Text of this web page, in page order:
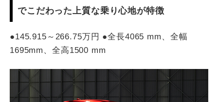
でこだわった上質な乗り心地が特徴
●145.915～266.75万円 ●全長4065 mm、全幅
1695mm、全高1500 mm